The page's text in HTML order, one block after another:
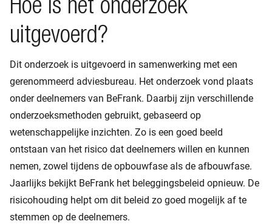
Hoe is het onderzoek
uitgevoerd?
Dit onderzoek is uitgevoerd in samenwerking met een
gerenommeerd adviesbureau. Het onderzoek vond plaats
onder deelnemers van BeFrank. Daarbij zijn verschillende
onderzoeksmethoden gebruikt, gebaseerd op
wetenschappelijke inzichten. Zo is een goed beeld
ontstaan van het risico dat deelnemers willen en kunnen
nemen, zowel tijdens de opbouwfase als de afbouwfase.
Jaarlijks bekijkt BeFrank het beleggingsbeleid opnieuw. De
risicohouding helpt om dit beleid zo goed mogelijk af te
stemmen op de deelnemers.